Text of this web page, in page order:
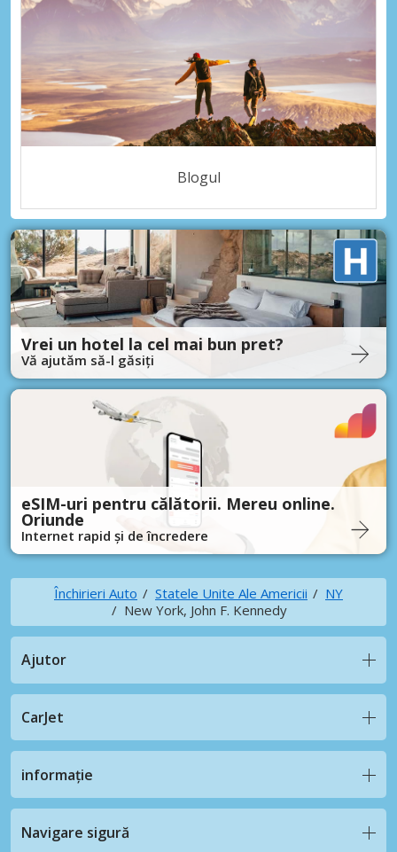
Blogul
Vrei un hotel la cel mai bun pret?
Vă ajutăm să-l găsiți
eSIM-uri pentru călătorii. Mereu online.
Oriunde
Internet rapid și de încredere
Închirieri Auto Statele Unite Ale Americii
NY
New York, John F. Kennedy
Ajutor
CarJet
informație
Navigare sigură